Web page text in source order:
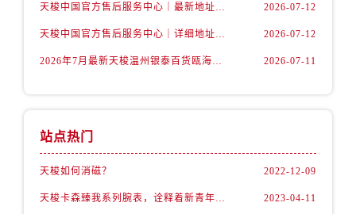
内蒙古自治区包头市青山区幸福路甲3号王府井百货名表维修售后服务中心（需提前预约）
2026-07-12
2026-07-12
2026-07-11
站点热门
天梭如何消磁？ 2022-12-09
2023-04-11